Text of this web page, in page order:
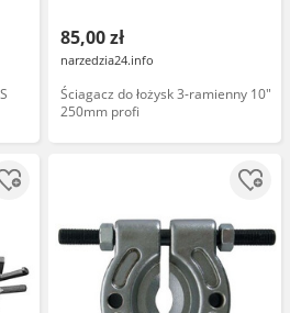
85,00 zł
narzedzia24.info
Ściagacz do łożysk 3-ramienny 10"
250mm profi